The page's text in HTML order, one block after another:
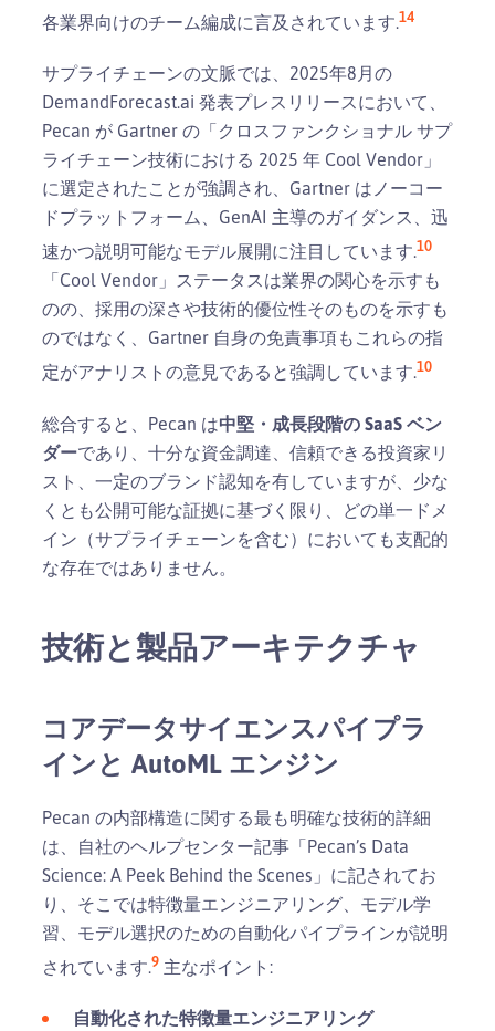
各業界向けのチーム編成に言及されています.14
サプライチェーンの文脈では、2025年8月の
DemandForecast.ai 発表プレスリリースにおいて、
Pecan が Gartner の「クロスファンクショナル サプ
ライチェーン技術における 2025 年 Cool Vendor」
に選定されたことが強調され、Gartner はノーコー
ドプラットフォーム、GenAI 主導のガイダンス、迅
速かつ説明可能なモデル展開に注目しています.10
「Cool Vendor」ステータスは業界の関心を示すも
のの、採用の深さや技術的優位性そのものを示すも
のではなく、Gartner 自身の免責事項もこれらの指
定がアナリストの意見であると強調しています.10
総合すると、Pecan は中堅・成長段階の SaaS ベン
ダーであり、十分な資金調達、信頼できる投資家リ
スト、一定のブランド認知を有していますが、少な
くとも公開可能な証拠に基づく限り、どの単一ドメ
イン（サプライチェーンを含む）においても支配的
な存在ではありません。
技術と製品アーキテクチャ
コアデータサイエンスパイプラ
インと AutoML エンジン
Pecan の内部構造に関する最も明確な技術的詳細
は、自社のヘルプセンター記事「Pecan’s Data
Science: A Peek Behind the Scenes」に記されてお
り、そこでは特徴量エンジニアリング、モデル学
習、モデル選択のための自動化パイプラインが説明
されています.9 主なポイント:
自動化された特徴量エンジニアリング